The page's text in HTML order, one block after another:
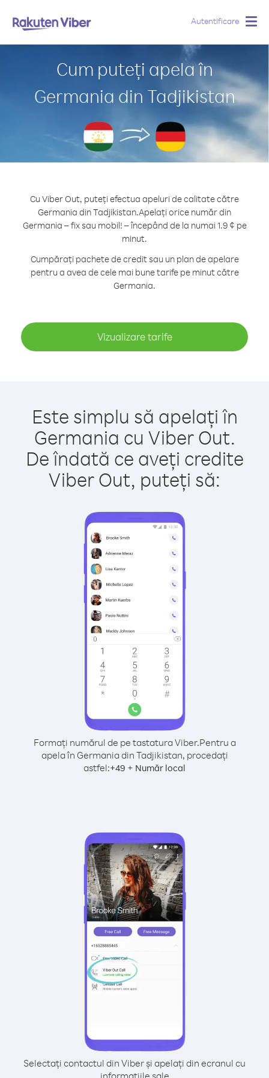
Autentificare
Cum puteți apela în
Germania din Tadjikistan
Cu Viber Out, puteți efectua apeluri de calitate către
Germania din Tadjikistan.Apelați orice număr din
Germania – fix sau mobil! – începând de la numai 1.9 ¢ pe
minut.
Cumpărați pachete de credit sau un plan de apelare
pentru a avea de cele mai bune tarife pe minut către
Germania.
Vizualizare tarife
Este simplu să apelați în
Germania cu Viber Out.
De îndată ce aveți credite
Viber Out, puteți să:
Formați numărul de pe tastatura Viber.Pentru a
apela în Germania din Tadjikistan, procedați
astfel:+49 + Număr local
Selectați contactul din Viber și apelați din ecranul cu
informațiile sale